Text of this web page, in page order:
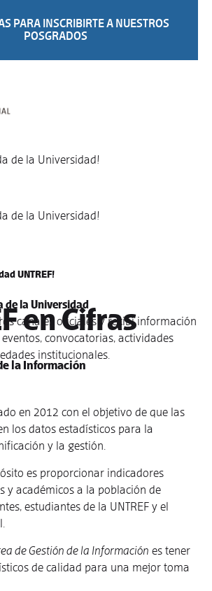
PARA INSCRIBIRTE A NUESTROS
POSGRADOS
de la Universidad!
de la Universidad!
UNTREF!
de la Universidad
canales oficiales y recibí información
convocatorias, actividades
institucionales.
en Cifras
la Información
en 2012 con el objetivo de que las
los datos estadísticos para la
y la gestión.
es proporcionar indicadores
y académicos a la población de
estudiantes de la UNTREF y el
de Gestión de la Información es tener
de calidad para una mejor toma